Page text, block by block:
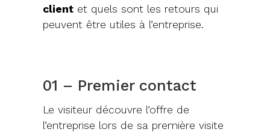
clientet quels sont les retours qui
peuvent être utiles à l’entreprise.
01 – Premier contact
Le visiteur découvre l’offre de
l’entreprise lors de sa première visite